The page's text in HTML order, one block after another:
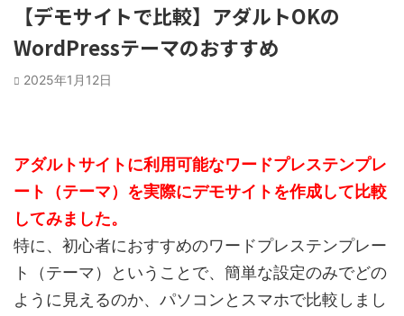
【デモサイトで比較】アダルトOKの
WordPressテーマのおすすめ
2025年1月12日
アダルトサイトに利用可能なワードプレステンプレ
ート（テーマ）を実際にデモサイトを作成して比較
してみました。
特に、初心者におすすめのワードプレステンプレー
ト（テーマ）ということで、簡単な設定のみでどの
ように見えるのか、パソコンとスマホで比較しまし